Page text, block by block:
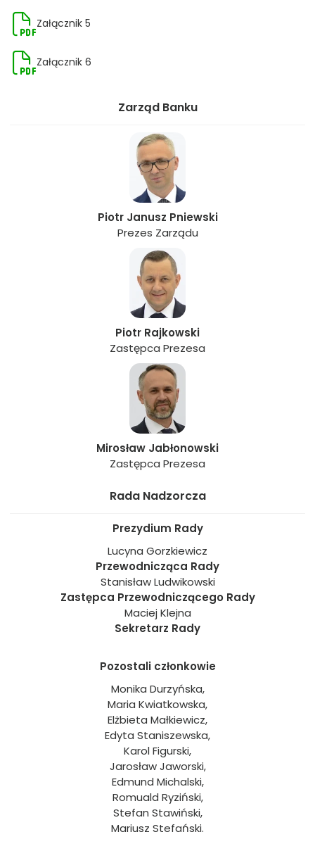
Załącznik 5
Załącznik 6
Zarząd Banku
Piotr Janusz Pniewski
Prezes Zarządu
Piotr Rajkowski
Zastępca Prezesa
Mirosław Jabłonowski
Zastępca Prezesa
Rada Nadzorcza
Prezydium Rady
Lucyna Gorzkiewicz
Przewodnicząca Rady
Stanisław Ludwikowski
Zastępca Przewodniczącego Rady
Maciej Klejna
Sekretarz Rady
Pozostali członkowie
Monika Durzyńska,
Maria Kwiatkowska,
Elżbieta Małkiewicz,
Edyta Staniszewska,
Karol Figurski,
Jarosław Jaworski,
Edmund Michalski,
Romuald Ryziński,
Stefan Stawiński,
Mariusz Stefański.